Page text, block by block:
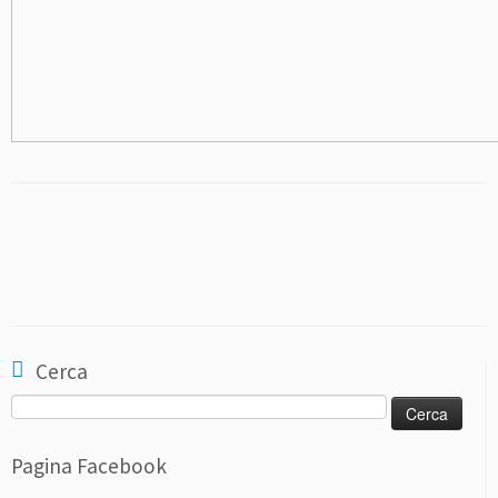
Cerca
Pagina Facebook